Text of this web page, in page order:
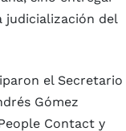
judicialización del
el Secretario
Gómez
Contact y